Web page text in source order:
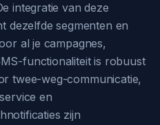
integratie van deze
dezelfde segmenten en
al je campagnes,
functionaliteit is robuust
twee-weg-communicatie,
en
zijn